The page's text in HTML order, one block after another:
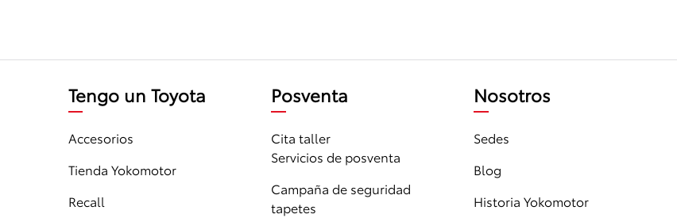
Tengo un Toyota
Accesorios
Tienda Yokomotor
Recall
Posventa
Cita taller
Servicios de posventa
Campaña de seguridad
tapetes
Nosotros
Sedes
Blog
Historia Yokomotor